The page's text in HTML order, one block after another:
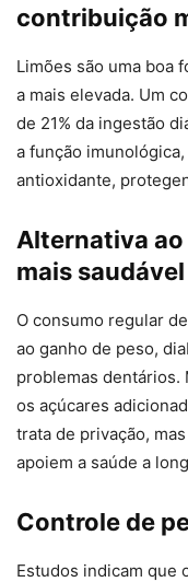
contribuição
Limões são uma boa
a mais elevada. Um
de 21% da ingestão
a função
antioxidante,
Alternativa
mais saudável
O consumo regular
ao ganho de peso,
problemas dentários.
os açúcares
trata de privação,
apoiem a saúde a
Controle de
Estudos indicam que